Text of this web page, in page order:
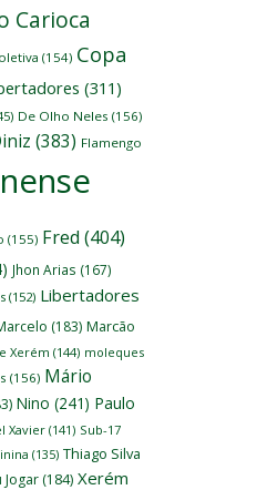
Carioca
(154) Copa
(311)
De Olho Neles (156)
(383) Flamengo
(155) Fred (404)
Jhon Arias (167)
(152) Libertadores
(183) Marcão
Xerém (144) moleques
(156) Mário
Nino (241) Paulo
Xavier (141) Sub-17
(135) Thiago Silva
Jogar (184) Xerém